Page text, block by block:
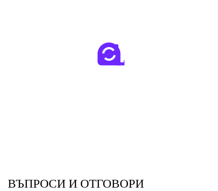
ВЪПРОСИ И ОТГОВОРИ